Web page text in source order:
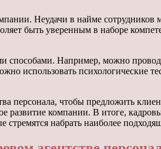
Неудачи в найме
быть уверенным в наборе
способами. Например, можно
использовать психологические
персонала, чтобы предложить
компании. В итоге,
набрать наиболее